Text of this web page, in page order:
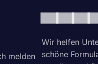
melden
Wir helfen
schöne